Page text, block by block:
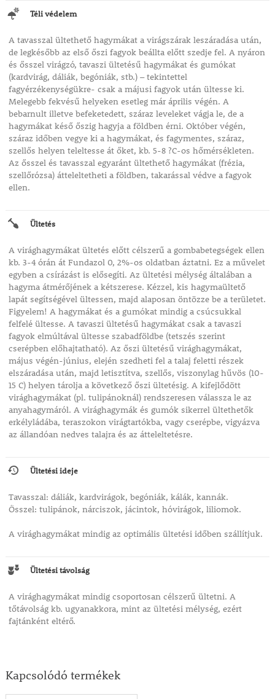
Téli védelem
A tavasszal ültethető hagymákat a virágszárak leszáradása után,
de legkésőbb az első őszi fagyok beállta előtt szedje fel. A nyáron
és ősszel virágzó, tavaszi ültetésű hagymákat és gumókat
(kardvirág, dáliák, begóniák, stb.) – tekintettel
fagyérzékenységükre- csak a májusi fagyok után ültesse ki.
Melegebb fekvésű helyeken esetleg már április végén. A
bebarnult illetve befeketedett, száraz leveleket vágja le, de a
hagymákat késő őszig hagyja a földben érni. Október végén,
száraz időben vegye ki a hagymákat, és fagymentes, száraz,
szellős helyen teleltesse át őket, kb. 5-8 ?C-os hőmérsékleten.
Az ősszel és tavasszal egyaránt ültethető hagymákat (frézia,
szellőrózsa) átteleltetheti a földben, takarással védve a fagyok
ellen.
Ültetés
A virághagymákat ültetés előtt célszerű a gombabetegségek ellen
kb. 3-4 órán át Fundazol 0, 2%-os oldatban áztatni. Ez a művelet
egyben a csírázást is elősegíti. Az ültetési mélység általában a
hagyma átmérőjének a kétszerese. Kézzel, kis hagymaültető
lapát segítségével ültessen, majd alaposan öntözze be a területet.
Figyelem! A hagymákat és a gumókat mindig a csúcsukkal
felfelé ültesse. A tavaszi ültetésű hagymákat csak a tavaszi
fagyok elmúltával ültesse szabadföldbe (tetszés szerint
cserépben előhajtatható). Az őszi ültetésű virághagymákat,
május végén-június, elején szedheti fel a talaj feletti részek
elszáradása után, majd letisztítva, szellős, viszonylag hűvös (10-
15 C) helyen tárolja a következő őszi ültetésig. A kifejlődött
virághagymákat (pl. tulipánoknál) rendszeresen válassza le az
anyahagymáról. A virághagymák és gumók sikerrel ültethetők
erkélyládába, teraszokon virágtartókba, vagy cserépbe, vigyázva
az állandóan nedves talajra és az átteleltetésre.
Ültetési ideje
Tavasszal: dáliák, kardvirágok, begóniák, kálák, kannák.
Ősszel: tulipánok, nárciszok, jácintok, hóvirágok, liliomok.
A virághagymákat mindig az optimális ültetési időben szállítjuk.
Ültetési távolság
A virághagymákat mindig csoportosan célszerű ültetni. A
tőtávolság kb. ugyanakkora, mint az ültetési mélység, ezért
fajtánként eltérő.
Kapcsolódó termékek